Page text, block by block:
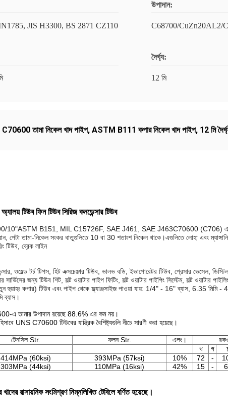
JIS H3300, BS 2871 CZ110
উপাদান:
C68700/CuZn20AL2/
দৈর্ঘ্য:
12 মি
C70600 তামা নিকেল খাদ পাইপ, ASTM B111 কপার নিকেল খাদ পাইপ, 12 মি
টিউব ফিন টিউব সিরিজ কনডেন্সার টিউব
10"ASTM B151, MIL C15726F, SAE J461, SAE J463C70600 (C706) এবং
পেটা তামা-নিকেল সংকর ধাতুগুলিতে 10 বা 30 শতাংশ নিকেল থাকে।এগুলিতে লোহা এবং
টিউব, ব্রেক লাইন
ওয়েল্ড টর্চ টিপস, হিট এক্সচেঞ্জার টিউব, ভালভ বডি, ইভাপোরেটর টিউব, প্রেসার ভেসেল,
সার্ভিসের জন্য টিউব শিট, সল্ট ওয়াটার পাইপ ফিটিং, সল্ট ওয়াটার পাইপিং সিস্টেম, সল্ট ওয়াটার
হুয়াহং কপার) টিউব এবং পাইপ থেকে ফ্ল্যাঞ্জসাইজ পাওয়া যায়: 1/4" - 16" ব্যাস, 6.35 মিমি -
ব্যাস।
এ তামার উপাদান রয়েছে 88.6% এর কম নয়।
UNS C70600 টিউবের যান্ত্রিক বৈশিষ্ট্যগুলি নীচে সারণী করা হয়েছে।
টেনসিল Str. ফলন Str. এলং।
খ
গ
414MPa (60ksi) 393MPa (57ksi) 10% 72 -
303MPa (44ksi) 110MPa (16ksi) 42% 15 -
রাসায়নিক সংমিশ্রণ নিম্নলিখিত টেবিলে বর্ণিত হয়েছে।